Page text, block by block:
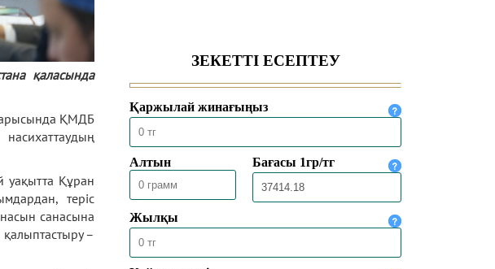
қаласында
ҚМДБ
уақытта Құран
теріс
санасына
қалыптастыру –
ТҮРКИЯДАҒЫ ТӨТЕНШЕ
ЕЛШІСІМЕН КЕЗДЕСТІ
04.08.2026 1896
БАС МҮФТИ ТӨРАЛҚА
МӘЖІЛІСІН ӨТКІЗДІ
31.07.2026